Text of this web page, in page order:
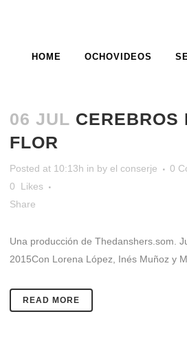
HOME OCHOVIDEOS
ARCHIVE
06 JUL CEREBROS
FLOR
Posted at 10:13h in by el conserje
0
0
Likes
Share
Una producción de Thedanshers.som.
2015Con Lorena López, Inés Muñoz y
READ MORE